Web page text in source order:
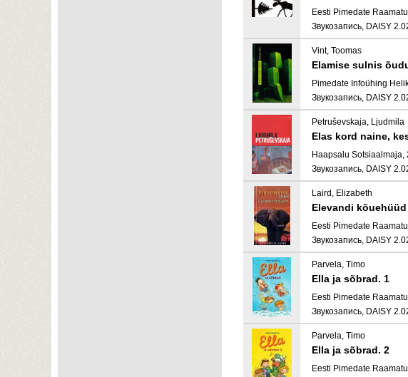
Eesti Pimedate
Звукозапись, DAISY
Vint, Toomas
Elamise sulnis
Pimedate Infoühing
Звукозапись, DAISY
Petruševskaja, Ljudmila
Elas kord naine,
Haapsalu Sotsiaalmaja,
Звукозапись, DAISY
Laird, Elizabeth
Elevandi kõuehüüd
Eesti Pimedate
Звукозапись, DAISY
Parvela, Timo
Ella ja sõbrad. 1
Eesti Pimedate
Звукозапись, DAISY
Parvela, Timo
Ella ja sõbrad. 2
Eesti Pimedate